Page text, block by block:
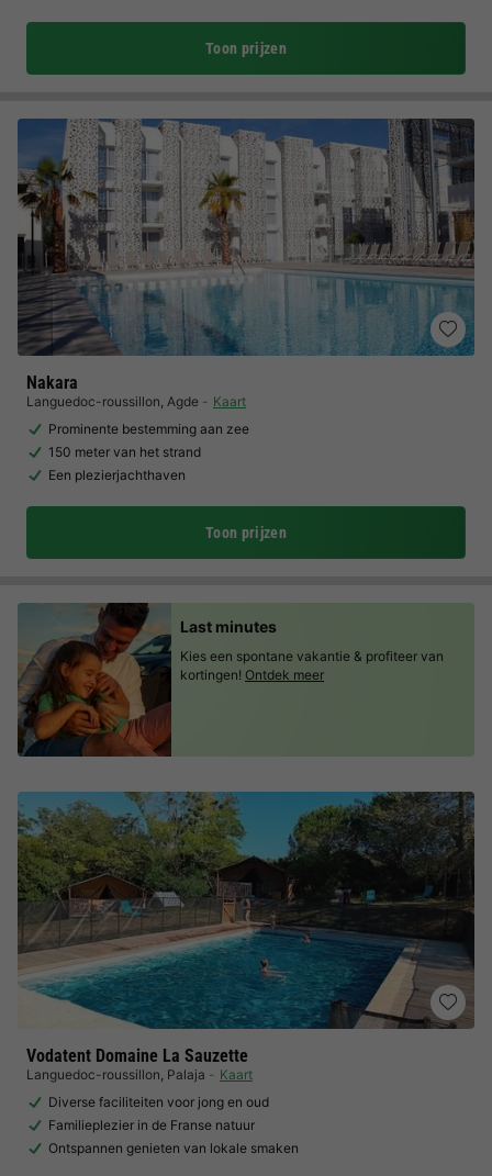
Toon prijzen
Nakara
Languedoc-roussillon, Agde
Kaart
Prominente bestemming aan zee
150 meter van het strand
Een plezierjachthaven
Toon prijzen
Vodatent Domaine La Sauzette
Languedoc-roussillon, Palaja
Kaart
Diverse faciliteiten voor jong en oud
Familieplezier in de Franse natuur
Ontspannen genieten van lokale smaken
Last minutes
Kies een spontane vakantie & profiteer van
kortingen! Ontdek meer